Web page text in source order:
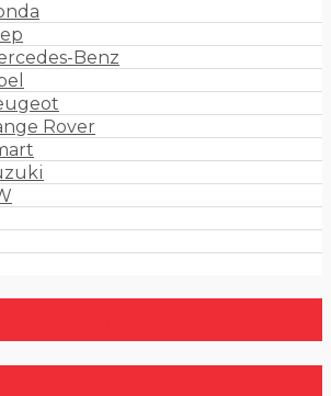
Benz
Rover